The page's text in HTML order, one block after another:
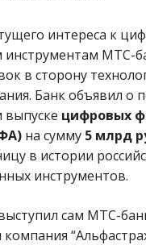
интереса к
МТС-
в сторону
Банк объявил о
цифровых
на сумму 5 млрд
в истории
инструментов.
сам МТС-